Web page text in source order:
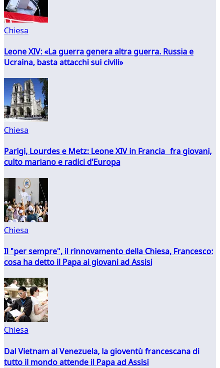
Chiesa
Leone XIV: «La guerra genera altra guerra. Russia e
Ucraina, basta attacchi sui civili»
Chiesa
Parigi, Lourdes e Metz: Leone XIV in Francia fra giovani,
culto mariano e radici d’Europa
Chiesa
Il "per sempre", il rinnovamento della Chiesa, Francesco:
cosa ha detto il Papa ai giovani ad Assisi
Chiesa
Dal Vietnam al Venezuela, la gioventù francescana di
tutto il mondo attende il Papa ad Assisi